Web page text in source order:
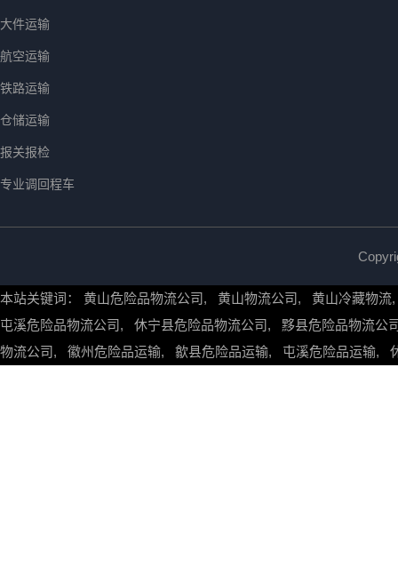
大件运输
航空运输
铁路运输
仓储运输
报关报检
专业调回程车
本站关键词： 黄山危险品物流公司, 黄山物流公司, 黄山冷藏物流
屯溪危险品物流公司, 休宁县危险品物流公司, 黟县危险品物流公
物流公司, 徽州危险品运输, 歙县危险品运输, 屯溪危险品运输,